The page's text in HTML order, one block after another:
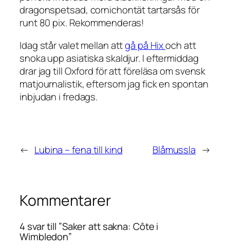
dragonspetsad, cornichontät tartarsås för
runt 80 pix. Rekommenderas!
Idag står valet mellan attgå på Hixoch att
snoka upp asiatiska skaldjur. I eftermiddag
drar jag till Oxford för att föreläsa om svensk
matjournalistik, eftersom jag fick en spontan
inbjudan i fredags.
← Lubina – fena till kind Blåmussla →
Kommentarer
4 svar till ”Saker att sakna: Côte i
Wimbledon”